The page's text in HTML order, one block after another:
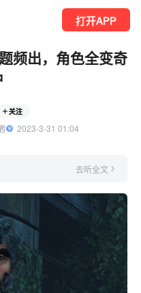
打开APP
频出，角色全变奇
关注
  2023-3-31 01:04
去听全文